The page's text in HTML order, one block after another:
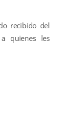
recibido del
quienes les